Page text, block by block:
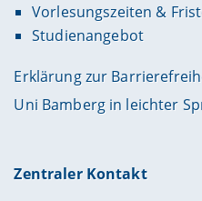
Vorlesungszeiten &
Studienangebot
Erklärung zur
Uni Bamberg in leichter
Zentraler Kontakt